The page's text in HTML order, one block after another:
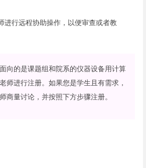
进行远程协助操作，以便审查或者教
向的是课题组和院系的仪器设备用计算
师进行注册。如果您是学生且有需求，
商量讨论，并按照下方步骤注册。